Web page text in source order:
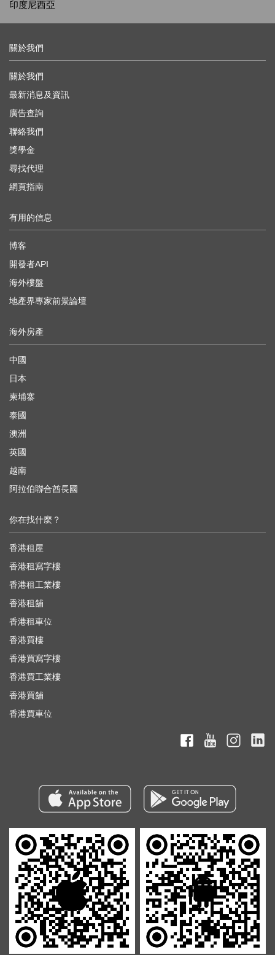
印度尼西亞
關於我們
關於我們
最新消息及資訊
廣告查詢
聯絡我們
獎學金
尋找代理
網頁指南
有用的信息
博客
開發者API
海外樓盤
地產界專家前景論壇
海外房產
中國
日本
柬埔寨
泰國
澳洲
英國
越南
阿拉伯聯合酋長國
你在找什麼？
香港租屋
香港租寫字樓
香港租工業樓
香港租舖
香港租車位
香港買樓
香港買寫字樓
香港買工業樓
香港買舖
香港買車位